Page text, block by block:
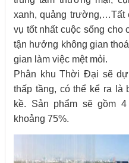
xanh, quảng trường,…Tất
vụ tốt nhất cuộc sống cho
tận hưởng không gian
gian làm việc mệt mỏi.
Phân khu Thời Đại sẽ
thấp tầng, có thể kể ra là
kề. Sản phẩm sẽ gồm
khoảng 75%.